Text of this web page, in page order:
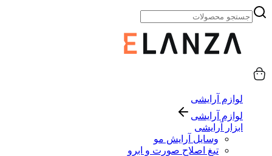
لوازم آرایشی
لوازم آرایشی
ابزار آرایشی
وسایل آرایش مو
تیغ اصلاح صورت و ابرو